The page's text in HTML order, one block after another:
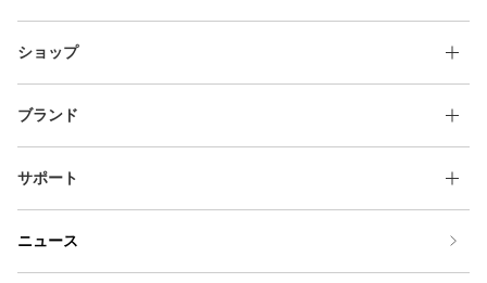
ショップ
ブランド
サポート
ニュース